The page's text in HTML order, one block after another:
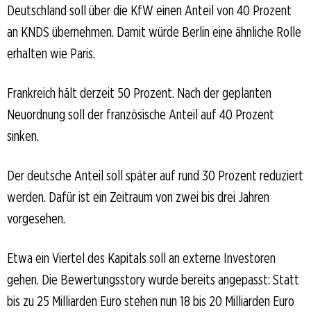
Deutschland soll über die KfW einen Anteil von 40 Prozent
an KNDS übernehmen. Damit würde Berlin eine ähnliche Rolle
erhalten wie Paris.
Frankreich hält derzeit 50 Prozent. Nach der geplanten
Neuordnung soll der französische Anteil auf 40 Prozent
sinken.
Der deutsche Anteil soll später auf rund 30 Prozent reduziert
werden. Dafür ist ein Zeitraum von zwei bis drei Jahren
vorgesehen.
Etwa ein Viertel des Kapitals soll an externe Investoren
gehen. Die Bewertungsstory wurde bereits angepasst: Statt
bis zu 25 Milliarden Euro stehen nun 18 bis 20 Milliarden Euro